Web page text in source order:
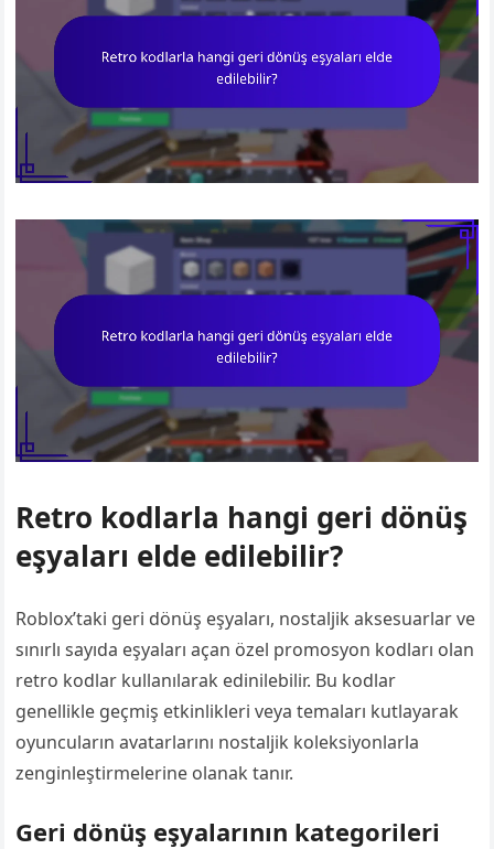
Retro kodlarla hangi geri dönüş
eşyaları elde edilebilir?
Roblox’taki geri dönüş eşyaları, nostaljik aksesuarlar ve
sınırlı sayıda eşyaları açan özel promosyon kodları olan
retro kodlar kullanılarak edinilebilir. Bu kodlar
genellikle geçmiş etkinlikleri veya temaları kutlayarak
oyuncuların avatarlarını nostaljik koleksiyonlarla
zenginleştirmelerine olanak tanır.
Geri dönüş eşyalarının kategorileri